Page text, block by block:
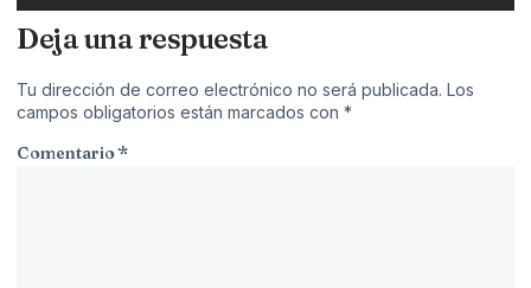
Deja una respuesta
Tu dirección de correo electrónico no será publicada. Los
campos obligatorios están marcados con *
Comentario*